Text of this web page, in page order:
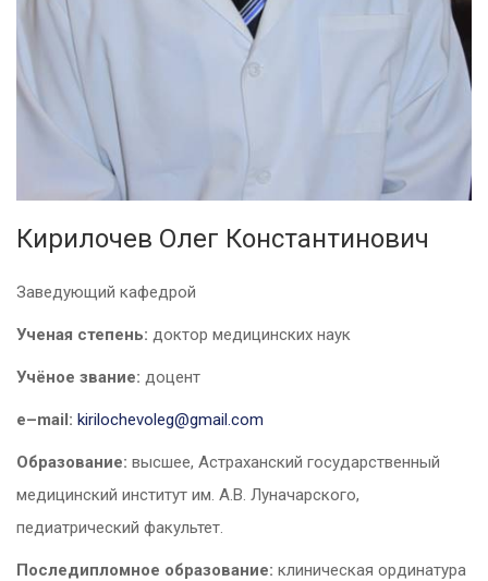
Кирилочев Олег Константинович
Заведующий кафедрой
Ученая степень: доктор медицинских наук
Учёное звание: доцент
e–mail: kirilochevoleg@gmail com
Образование: высшее, Астраханский государственный
медицинский институт им. А.В. Луначарского,
педиатрический факультет.
Последипломное образование: клиническая ординатура